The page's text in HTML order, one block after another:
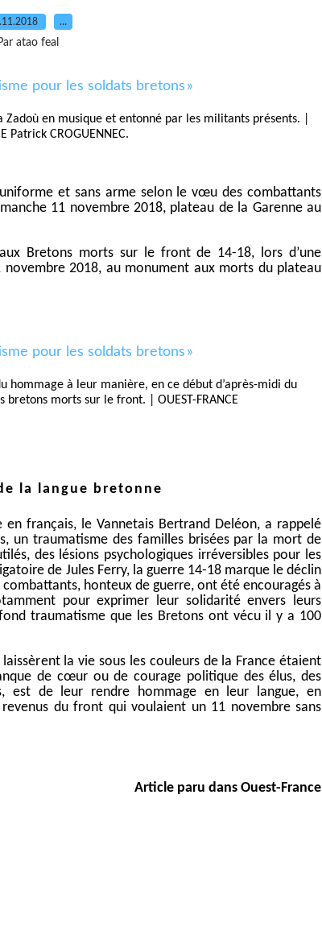
…
atao feal
en musique et entonné par les militants présents. |
Patrick CROGUENNEC.
et sans arme selon le vœu des combattants
11 novembre 2018, plateau de la Garenne au
Bretons morts sur le front de 14-18, lors d’une
2018, au monument aux morts du plateau
hommage à leur manière, en ce début d’après-midi du
morts sur le front. | OUEST-FRANCE
la langue bretonne
français, le Vannetais Bertrand Deléon, a rappelé
un traumatisme des familles brisées par la mort de
des lésions psychologiques irréversibles pour les
de Jules Ferry, la guerre 14-18 marque le déclin
honteux de guerre, ont été encouragés à
pour exprimer leur solidarité envers leurs
traumatisme que les Bretons ont vécu il y a 100
la vie sous les couleurs de la France étaient
de cœur ou de courage politique des élus, des
est de leur rendre hommage en leur langue, en
du front qui voulaient un 11 novembre sans
Article paru dans Ouest-France